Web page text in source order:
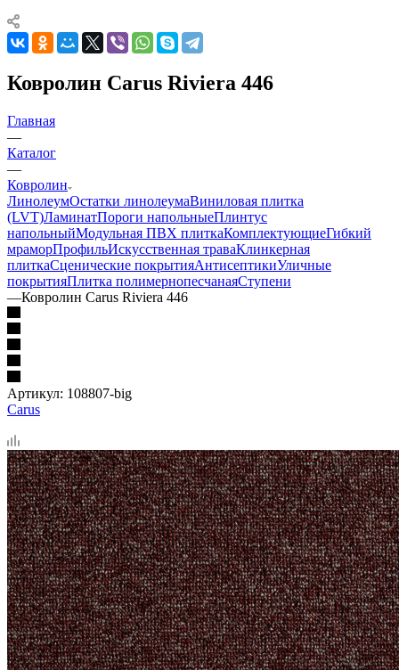
Ковролин Carus Riviera 446
Главная
—
Каталог
—
Ковролин
ЛинолеумОстатки линолеумаВиниловая плитка
(LVT)ЛаминатПороги напольныеПлинтус
напольныйМодульная ПВХ плиткаКомплектующиеГибкий
мраморПрофильИскусственная траваКлинкерная
плиткаСценические покрытияАнтисептикиУличные
покрытияПлитка полимернопесчанаяСтупени
—Ковролин Carus Riviera 446
Артикул: 108807-big
Carus